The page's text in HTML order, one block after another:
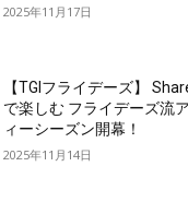
2025年11月17日
【TGIフライデーズ】
で楽しむ フライデーズ流
ィーシーズン開幕！
2025年11月14日